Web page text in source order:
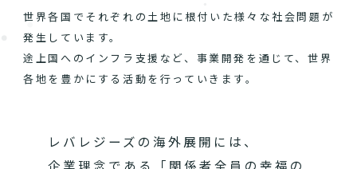
世界各国でそれぞれの土地に根付いた様々な社会問題が
発生しています。
途上国へのインフラ支援など、事業開発を通じて、世界
各地を豊かにする活動を行っていきます。
レバレジーズの海外展開には、
企業理念である「関係者全員の幸福の